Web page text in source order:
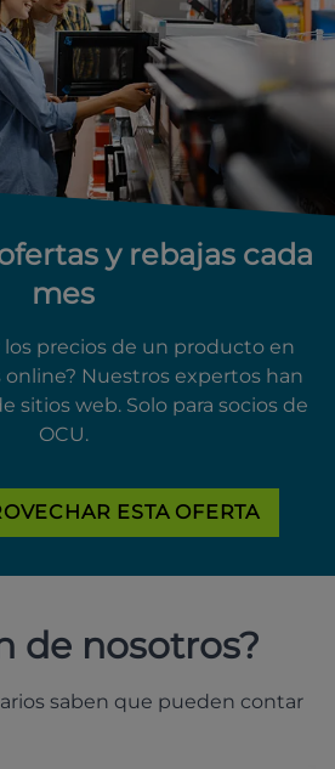
y rebajas cada
mes
los precios de un producto en
Nuestros expertos han
sitios web. Solo para socios de
OCU.
ESTA OFERTA
de nosotros?
saben que pueden contar